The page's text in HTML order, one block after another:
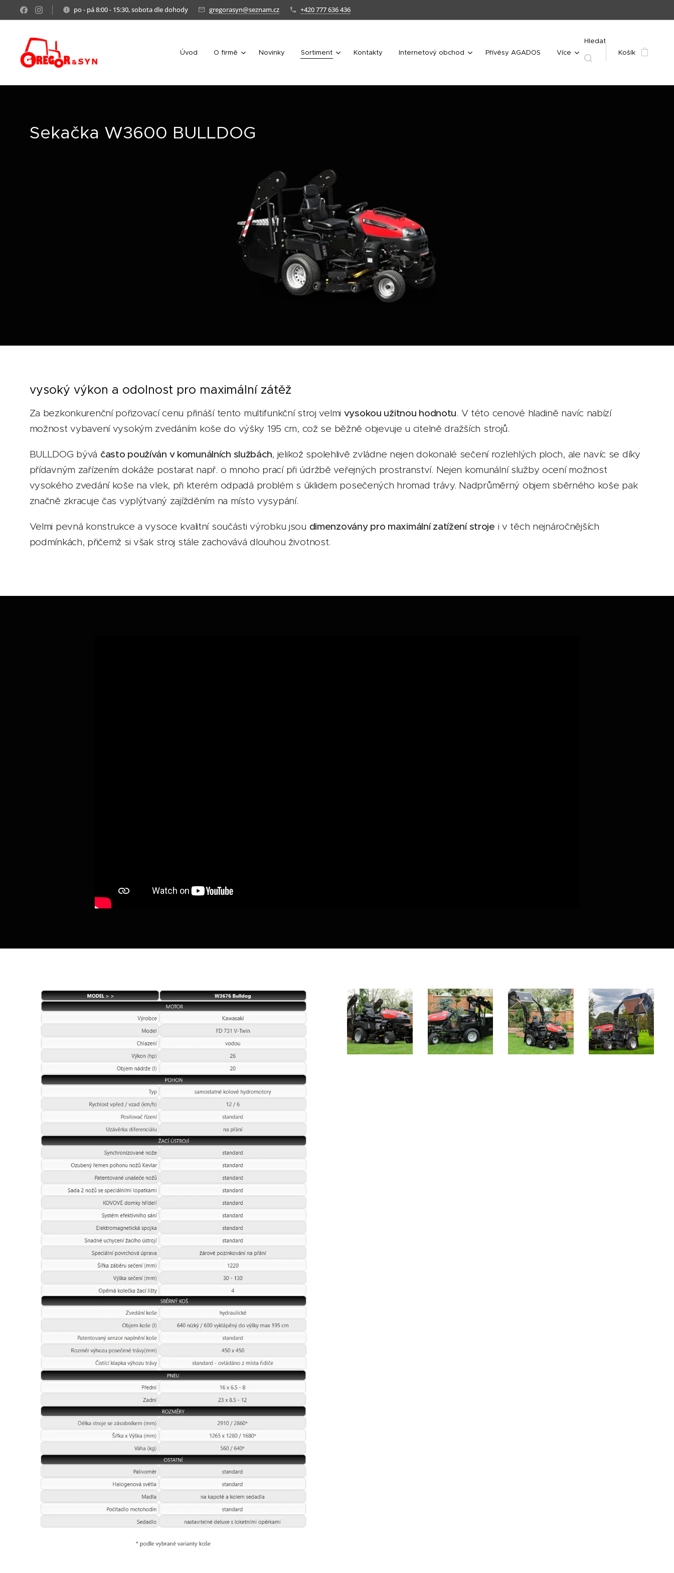
po - pá 8:00 - 15:30, sobota dle dohody gregorasyn@seznam.cz +420 777 636 436
Úvod O firmě Novinky Sortiment Kontakty Internetový obchod Přívěsy AGADOS Více
Hledat
Košík
Sekačka W3600 BULLDOG
vysoký výkon a odolnost pro maximální zátěž
Za bezkonkurenční pořizovací cenu přináší tento multifunkční stroj velmi vysokou užitnou hodnotu. V této cenové hladině navíc nabízí
možnost vybavení vysokým zvedáním koše do výšky 195 cm, což se běžně objevuje u citelně dražších strojů.
BULLDOG bývá často používán v komunálních službách, jelikož spolehlivě zvládne nejen dokonalé sečení rozlehlých ploch, ale navíc se díky
přídavným zařízením dokáže postarat např. o mnoho prací při údržbě veřejných prostranství. Nejen komunální služby ocení možnost
vysokého zvedání koše na vlek, při kterém odpadá problém s úklidem posečených hromad trávy. Nadprůměrný objem sběrného koše pak
značně zkracuje čas vyplýtvaný zajížděním na místo vysypání.
Velmi pevná konstrukce a vysoce kvalitní součásti výrobku jsou dimenzovány pro maximální zatížení stroje i v těch nejnáročnějších
podmínkách, přičemž si však stroj stále zachovává dlouhou životnost.